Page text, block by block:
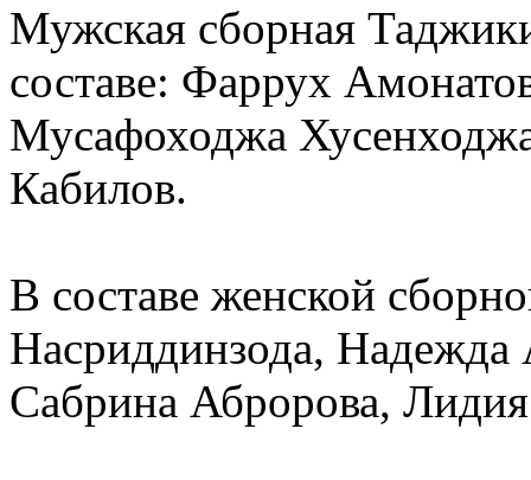
Мужская сборная
составе: Фаррух
Мусафоходжа
Кабилов.
В составе женской
Насриддинзода,
Сабрина Абророва,